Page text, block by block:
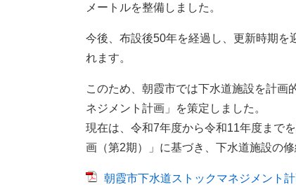
メートルを整備しました。
今後、布設後50年を経過し、更新時期を
れます。
このため、朝霞市では下水道施設を計画
ネジメント計画」を策定しました。
現在は、令和7年度から令和11年度まで
画（第2期）」に基づき、下水道施設の
朝霞市下水道ストックマネジメント